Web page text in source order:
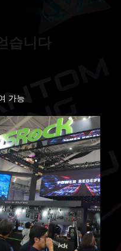
가능
습니다